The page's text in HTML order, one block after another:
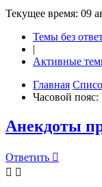
Текущее время: 09
Темы без
|
Активные
Главная
Часовой пояс:
Анекдоты
Ответить
Ответить